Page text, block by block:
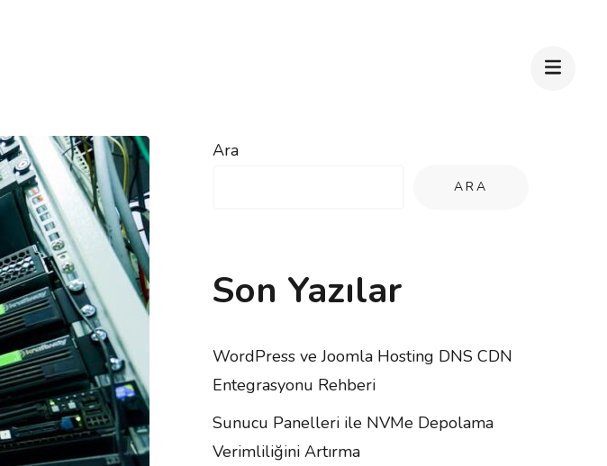
Ara
ARA
Son Yazılar
WordPress ve Joomla Hosting DNS CDN
Entegrasyonu Rehberi
Sunucu Panelleri ile NVMe Depolama
Verimliliğini Artırma